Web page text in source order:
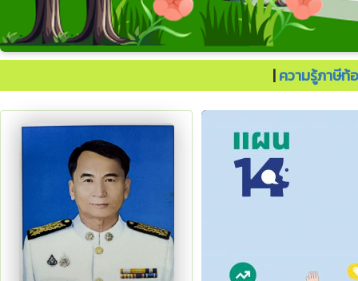
|ความรู้ภาษีท้
ประเทศไทยต้องไปต่อ.